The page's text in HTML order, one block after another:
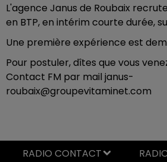
L'agence Janus de Roubaix
en BTP, en intérim courte durée,
Une première expérience est
Pour postuler, dîtes que vous
Contact FM par mail janus-
roubaix@groupevitaminet.com